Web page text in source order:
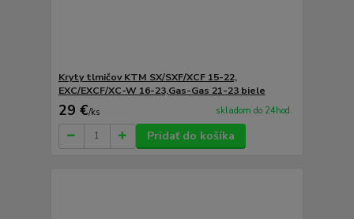
Kryty tlmičov KTM SX/SXF/XCF 15-22,
EXC/EXCF/XC-W 16-23,Gas-Gas 21-23 biele
29 €/ks skladom do 24hod.
Pridať do košíka